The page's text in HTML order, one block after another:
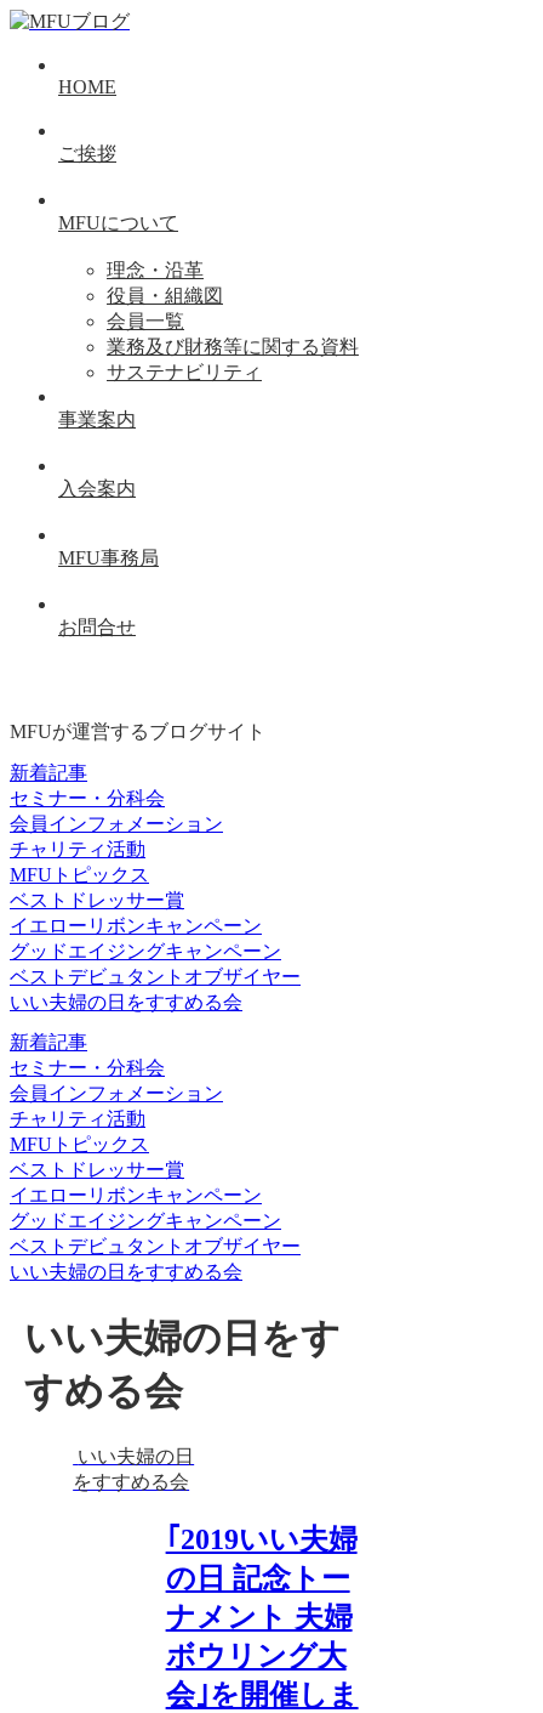
HOME
ご挨拶
MFUについて
理念・沿革
役員・組織図
会員一覧
業務及び財務等に関する資料
サステナビリティ
事業案内
入会案内
MFU事務局
お問合せ
MFUが運営するブログサイト
新着記事
セミナー・分科会
会員インフォメーション
チャリティ活動
MFUトピックス
ベストドレッサー賞
イエローリボンキャンペーン
グッドエイジングキャンペーン
ベストデビュタントオブザイヤー
いい夫婦の日をすすめる会
新着記事
セミナー・分科会
会員インフォメーション
チャリティ活動
MFUトピックス
ベストドレッサー賞
イエローリボンキャンペーン
グッドエイジングキャンペーン
ベストデビュタントオブザイヤー
いい夫婦の日をすすめる会
いい夫婦の日をす
すめる会
いい夫婦の日
をすすめる会
｢2019いい夫婦
の日 記念トー
ナメント 夫婦
ボウリング大
会｣を開催しま